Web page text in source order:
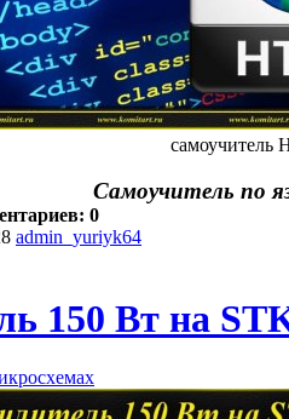
самоучитель
Самоучитель по
0
admin_yuriyk64
150 Вт на